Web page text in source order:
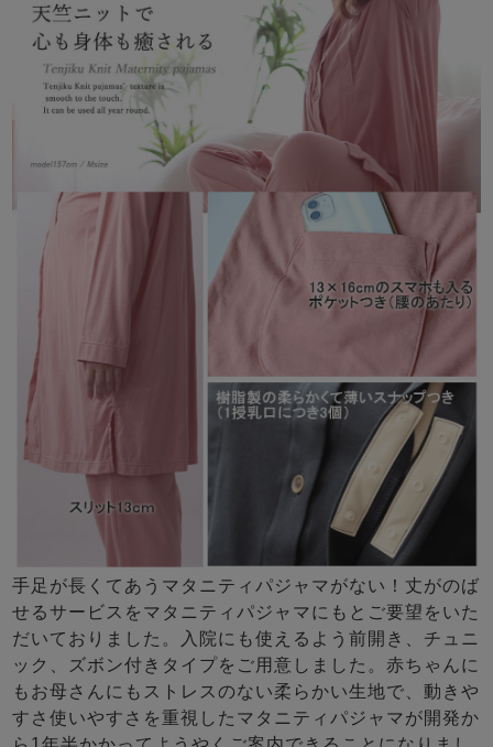
手足が長くてあうマタニティパジャマがない！丈がのば
せるサービスをマタニティパジャマにもとご要望をいた
だいておりました。入院にも使えるよう前開き、チュニ
ック、ズボン付きタイプをご用意しました。赤ちゃんに
もお母さんにもストレスのない柔らかい生地で、動きや
すさ使いやすさを重視したマタニティパジャマが開発か